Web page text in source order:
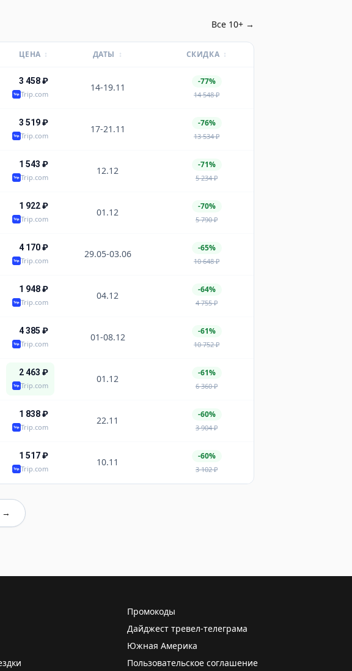
Все 10+ →
ЦЕНА ↕ ДАТЫ ↕ СКИДКА ↕
3 458₽
Trip.com
14-19.11
-77%
14 548₽
3 519₽
Trip.com
17-21.11
-76%
13 534₽
1 543 ₽
Trip.com
12.12
-71%
5 234₽
1 922₽
Trip.com
01.12
-70%
5 790₽
4 170₽
Trip.com
29.05-03.06
-65%
10 648₽
1 948₽
Trip.com
04.12
-64%
4 755₽
4 385 ₽
Trip.com
01-08.12
-61%
10 752₽
2 463 ₽
Trip.com
01.12
-61%
6 360₽
1 838₽
Trip.com
22.11
-60%
3 904₽
1 517₽
Trip.com
10.11
-60%
3 102₽
→
Промокоды
Дайджест тревел-телеграма
Южная Америка
Пользовательское соглашение